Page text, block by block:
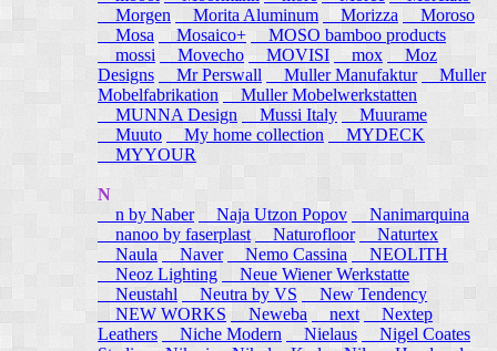
Morgen
Morita Aluminum Morizza
Moroso
Mosa
Mosaico+
MOSO bamboo products
mossi
Movecho MOVISI mox
Moz
Designs
Mr Perswall Muller Manufaktur
Muller
Mobelfabrikation
Muller Mobelwerkstatten
MUNNA Design
Mussi Italy
Muurame
Muuto My home collection
MYDECK
MYYOUR
N
n by Naber
Naja Utzon Popov
Nanimarquina
nanoo by faserplast
Naturofloor
Naturtex
Naula
Naver Nemo Cassina
NEOLITH
Neoz Lighting
Neue Wiener Werkstatte
Neustahl
Neutra by VS
New Tendency
NEW WORKS
Neweba next
Nextep
Leathers
Niche Modern Nielaus
Nigel Coates